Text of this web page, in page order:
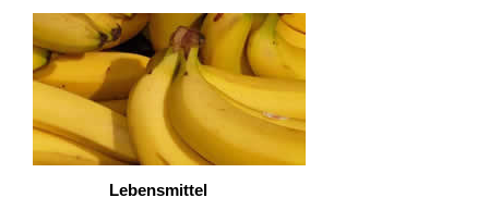
Lebensmittel